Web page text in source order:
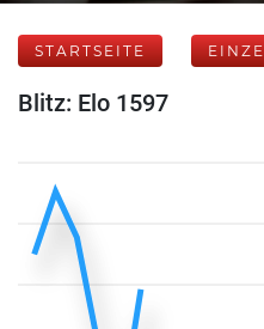
STARTSEITE
Blitz: Elo 1597